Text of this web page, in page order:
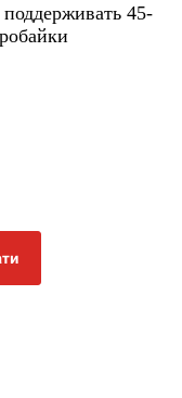
45-